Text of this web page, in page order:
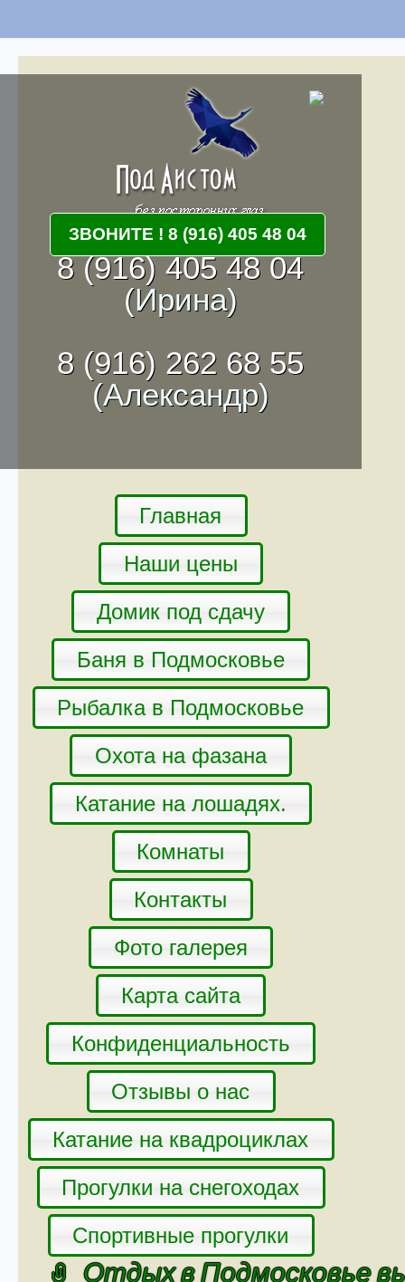
8 (916) 405 48 04
(Ирина)
8 (916) 262 68 55
(Александр)
Главная
Наши цены
Домик под сдачу
Баня в Подмосковье
Рыбалка в Подмосковье
Охота на фазана
Катание на лошадях.
Комнаты
Контакты
Фото галерея
Карта сайта
Конфиденциальность
Отзывы о нас
Катание на квадроциклах
Прогулки на снегоходах
Спортивные прогулки
Отдых в Подмосковье
ЗВОНИТЕ ! 8 (916) 405 48 04